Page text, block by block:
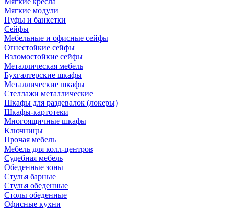
Мягкие модули
Пуфы и банкетки
Сейфы
Мебельные и офисные сейфы
Огнестойкие сейфы
Взломостойкие сейфы
Металлическая мебель
Бухгалтерские шкафы
Металлические шкафы
Стеллажи металлические
Шкафы для раздевалок (локеры)
Шкафы-картотеки
Многоящичные шкафы
Ключницы
Прочая мебель
Мебель для колл-центров
Судебная мебель
Обеденные зоны
Стулья барные
Стулья обеденные
Столы обеденные
Офисные кухни